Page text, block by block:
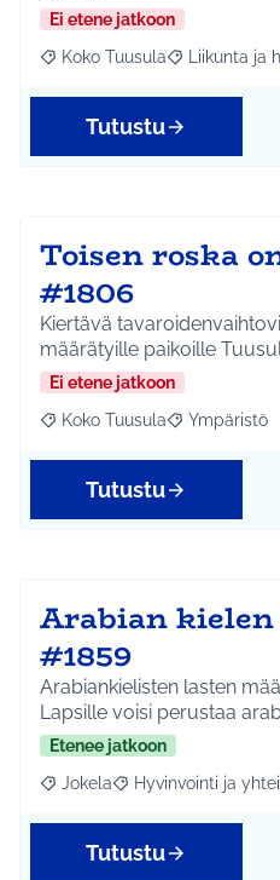
Ei etene jatkoon
Rajaa tulokset aihepiirin
Koko Tuusula RajaaLiikunta ja
Tutustu
Toisen roska
#1806
Kiertävä
määrätyille paikoille
Ei etene jatkoon
Rajaa tulokset aihepiirin
Koko Tuusula Rajaa
Ympäristö
Tutustu
Arabian
#1859
Arabiankielisten lasten
Lapsille voisi perustaa
Etenee jatkoon
Rajaa tulokset aihepiirin
Jokela Rajaa tulokset
Hyvinvointi ja
Tutustu